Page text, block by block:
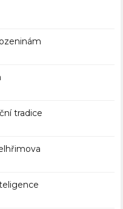
tradice